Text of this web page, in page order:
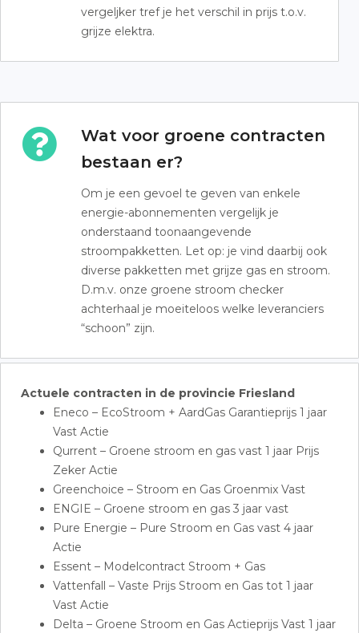
vergeljker tref je het verschil in prijs t.o.v.
grijze elektra.
Wat voor groene contracten
bestaan er?
Om je een gevoel te geven van enkele
energie-abonnementen vergelijk je
onderstaand toonaangevende
stroompakketten. Let op: je vind daarbij ook
diverse pakketten met grijze gas en stroom.
D.m.v. onze groene stroom checker
achterhaal je moeiteloos welke leveranciers
“schoon” zijn.
Actuele contracten in de provincie Friesland
Eneco – EcoStroom + AardGas Garantieprijs 1 jaar
Vast Actie
Qurrent – Groene stroom en gas vast 1 jaar Prijs
Zeker Actie
Greenchoice – Stroom en Gas Groenmix Vast
ENGIE – Groene stroom en gas 3 jaar vast
Pure Energie – Pure Stroom en Gas vast 4 jaar
Actie
Essent – Modelcontract Stroom + Gas
Vattenfall – Vaste Prijs Stroom en Gas tot 1 jaar
Vast Actie
Delta – Groene Stroom en Gas Actieprijs Vast 1 jaar